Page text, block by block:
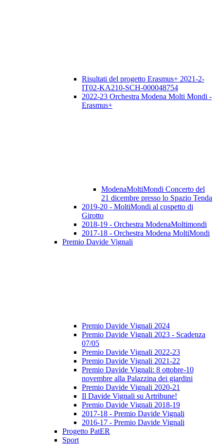
Risultati del progetto Erasmus+ 2021-2-
IT02-KA210-SCH-000048754
2022-23 Orchestra Modena Molti Mondi -
Erasmus+
ModenaMoltiMondi Concerto del
21 dicembre presso lo Spazio Tenda
2019-20 - MoltiMondi al cospetto di
Girotto
2018-19 - Orchestra ModenaMoltimondi
2017-18 - Orchestra Modena MoltiMondi
Premio Davide Vignali
Premio Davide Vignali 2024
Premio Davide Vignali 2023 - Scadenza
07/05
Premio Davide Vignali 2022-23
Premio Davide Vignali 2021-22
Premio Davide Vignali: 8 ottobre-10
novembre alla Palazzina dei giardini
Premio Davide Vignali 2020-21
Il Davide Vignali su Artribune!
Premio Davide Vignali 2018-19
2017-18 - Premio Davide Vignali
2016-17 - Premio Davide Vignali
Progetto PatER
Sport